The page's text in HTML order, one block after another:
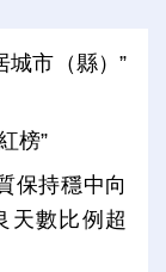
城市（縣）”
榜”
保持穩中向
天數比例超